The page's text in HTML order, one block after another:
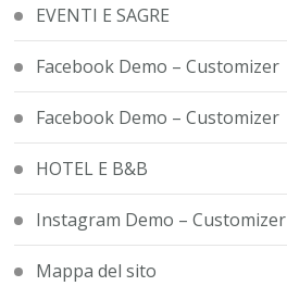
EVENTI E SAGRE
Facebook Demo – Customizer
Facebook Demo – Customizer
HOTEL E B&B
Instagram Demo – Customizer
Mappa del sito